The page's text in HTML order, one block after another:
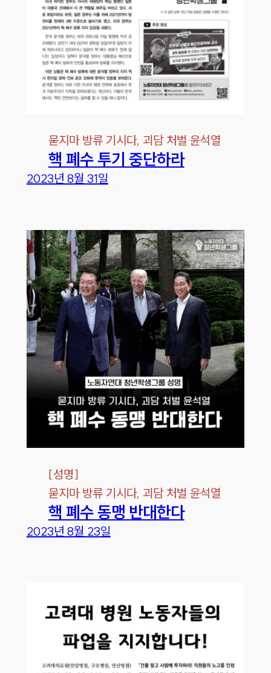
묻지마 방류 기시다, 괴담 처벌 윤석열
핵 폐수 투기 중단하라
2023년 8월 31일
[성명]
묻지마 방류 기시다, 괴담 처벌 윤석열
핵 폐수 동맹 반대한다
2023년 8월 23일